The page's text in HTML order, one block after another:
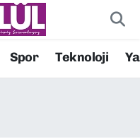
Spor Teknoloji